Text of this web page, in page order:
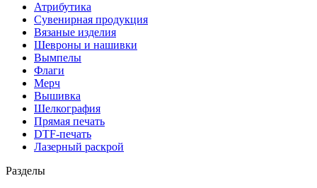
Атрибутика
Сувенирная продукция
Вязаные изделия
Шевроны и нашивки
Вымпелы
Флаги
Мерч
Вышивка
Шелкография
Прямая печать
DTF-печать
Лазерный раскрой
Разделы